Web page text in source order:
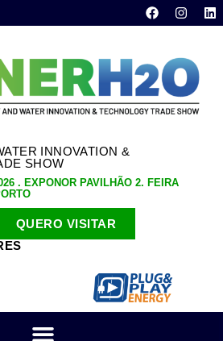
INNOVATION &
SHOW
. EXPONOR PAVILHÃO 2. FEIRA
QUERO VISITAR